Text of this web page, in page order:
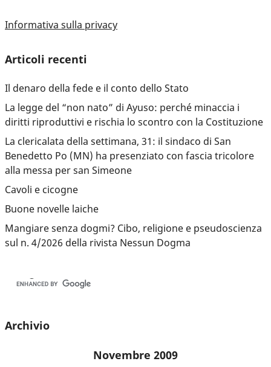
Informativa sulla privacy
Articoli recenti
Il denaro della fede e il conto dello Stato
La legge del “non nato” di Ayuso: perché minaccia i
diritti riproduttivi e rischia lo scontro con la Costituzione
La clericalata della settimana, 31: il sindaco di San
Benedetto Po (MN) ha presenziato con fascia tricolore
alla messa per san Simeone
Cavoli e cicogne
Buone novelle laiche
Mangiare senza dogmi? Cibo, religione e pseudoscienza
sul n. 4/2026 della rivista Nessun Dogma
Archivio
Novembre 2009